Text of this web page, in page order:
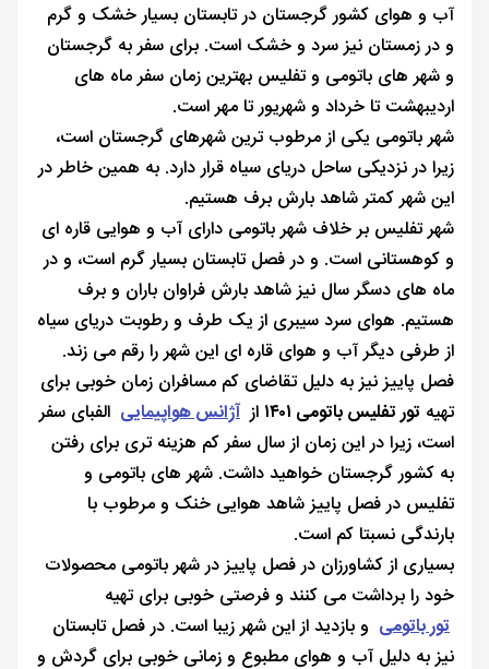
آب و هوای کشور گرجستان در تابستان بسیار خشک و گرم
و در زمستان نیز سرد و خشک است. برای سفر به گرجستان
و شهر های باتومی و تفلیس بهترین زمان سفر ماه های
اردیبهشت تا خرداد و شهریور تا مهر است.
شهر باتومی یکی از مرطوب ترین شهرهای گرجستان است،
زیرا در نزدیکی ساحل دریای سیاه قرار دارد. به همین خاطر در
این شهر کمتر شاهد بارش برف هستیم.
شهر تفلیس بر خلاف شهر باتومی دارای آب و هوایی قاره ای
و کوهستانی است. و در فصل تابستان بسیار گرم است، و در
ماه های دسگر سال نیز شاهد بارش فراوان باران و برف
هستیم. هوای سرد سیبری از یک طرف و رطوبت دریای سیاه
از طرفی دیگر آب و هوای قاره ای این شهر را رقم می زند.
فصل پاییز نیز به دلیل تقاضای کم مسافران زمان خوبی برای
تهیه تور تفلیس باتومی ۱۴۰۱ از آژانس هواپیمایی الفبای سفر
است، زیرا در این زمان از سال سفر کم هزینه تری برای رفتن
به کشور گرجستان خواهید داشت. شهر های باتومی و
تفلیس در فصل پاییز شاهد هوایی خنک و مرطوب با
بارندگی نسبتا کم است.
بسیاری از کشاورزان در فصل پاییز در شهر باتومی محصولات
خود را برداشت می کنند و فرصتی خوبی برای تهیه
تور باتومی و بازدید از این شهر زیبا است. در فصل تابستان
نیز به دلیل آب و هوای مطبوع و زمانی خوبی برای گردش و